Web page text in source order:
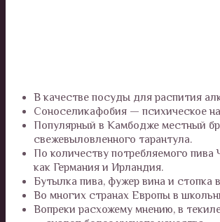
В качестве посуды для распития
Соноселикафобия — психическое
Популярный в Камбодже местный
свежевыловленного тарантула.
По количеству потребляемого
как Германия и Ирландия.
Бутылка пива, фужер вина и стопка
Во многих странах Европы в
Вопреки расхожему мнению, в